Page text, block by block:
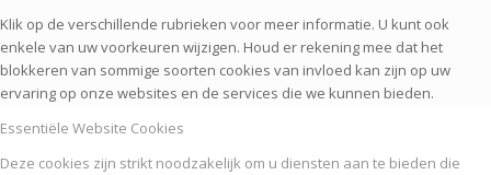
Klik op de verschillende rubrieken voor meer informatie. U kunt ook
enkele van uw voorkeuren wijzigen. Houd er rekening mee dat het
blokkeren van sommige soorten cookies van invloed kan zijn op uw
ervaring op onze websites en de services die we kunnen bieden.
Essentiële Website Cookies
Deze cookies zijn strikt noodzakelijk om u diensten aan te bieden die